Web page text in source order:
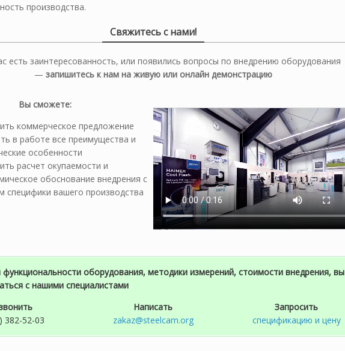
производства.
Свяжитесь с нами!
есть заинтересованность, или появились вопросы по внедрению оборудования
— запишитесь к нам на живую или онлайн демонстрацию
Вы сможете:
коммерческое предложение
в работе все преимущества и
особенности
расчет окупаемости и
обоснование внедрения с
специфики вашего производства
оборудования, методики измерений, стоимости внедрения, вы
с нашими специалистами
382-52-03
Написать
zakaz@steelcam.org
Запросить
спецификацию и цену